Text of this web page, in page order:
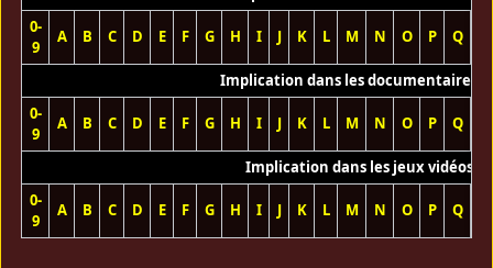
0-
9
A B C D E F G H I J K L M N O P Q
Implication dans les documentaires
0-
9
A B C D E F G H I J K L M N O P Q
Implication dans les jeux vidéos
0-
9
A B C D E F G H I J K L M N O P Q